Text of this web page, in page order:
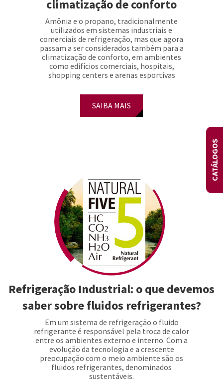
climatização de conforto
Amônia e o propano, tradicionalmente
utilizados em sistemas industriais e
comerciais de refrigeração, mas que agora
passam a ser considerados também para a
climatização de conforto, em ambientes
como edifícios comerciais, hospitais,
shopping centers e arenas esportivas
SAIBA MAIS
Refrigeração Industrial: o que devemos
saber sobre fluidos refrigerantes?
Em um sistema de refrigeração o fluido
refrigerante é responsável pela troca de calor
entre os ambientes externo e interno. Com a
evolução da tecnologia e a crescente
preocupação com o meio ambiente são os
fluidos refrigerantes, denominados
sustentáveis.
CATÁLOGOS